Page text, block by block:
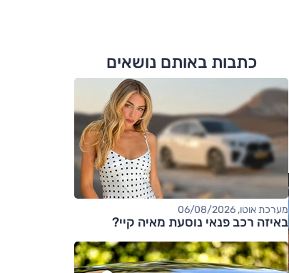
כתבות באותם נושאים
מערכת אוטו, 06/08/2026
באיזה רכב פנאי נוסעת מאיה קיי?